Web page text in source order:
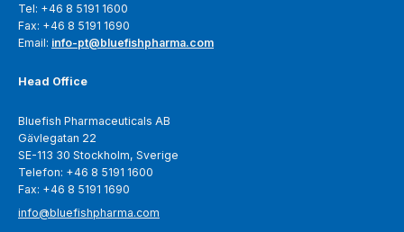
Tel: +46 8 5191 1600
Fax: +46 8 5191 1690
Email: info-pt@bluefishpharma.com
Head Office
Bluefish Pharmaceuticals AB
Gävlegatan 22
SE-113 30 Stockholm, Sverige
Telefon: +46 8 5191 1600
Fax: +46 8 5191 1690
info@bluefishpharma.com